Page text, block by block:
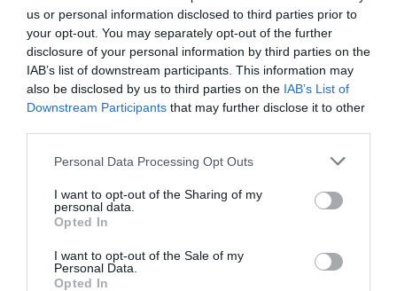
us or personal information disclosed to third parties prior to
your opt-out. You may separately opt-out of the further
disclosure of your personal information by third parties on the
IAB’s list of downstream participants. This information may
also be disclosed by us to third parties on the IAB’s List of
Downstream Participants that may further disclose it to other
Personal Data Processing Opt Outs
I want to opt-out of the Sharing of my
personal data.
Opted In
I want to opt-out of the Sale of my
Personal Data.
Opted In
Renfe obre el
període per adquirir
els abonaments
Renfe rep l'autorització per
treballar a França